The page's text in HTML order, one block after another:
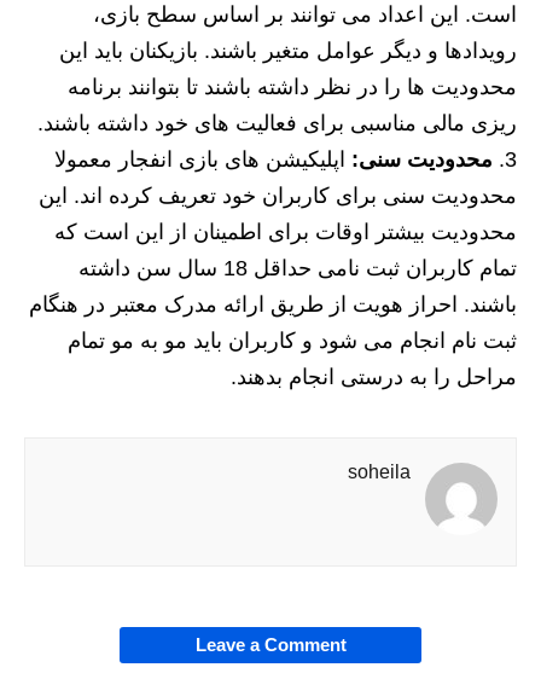
است. این اعداد می توانند بر اساس سطح بازی،
رویدادها و دیگر عوامل متغیر باشند. بازیکنان باید این
محدودیت ها را در نظر داشته باشند تا بتوانند برنامه
ریزی مالی مناسبی برای فعالیت های خود داشته باشند.
محدودیت سنی: اپلیکیشن های بازی انفجار معمولا
محدودیت سنی برای کاربران خود تعریف کرده اند. این
محدودیت بیشتر اوقات برای اطمینان از این است که
تمام کاربران ثبت نامی حداقل 18 سال سن داشته
باشند. احراز هویت از طریق ارائه مدرک معتبر در هنگام
ثبت نام انجام می شود و کاربران باید مو به مو تمام
مراحل را به درستی انجام بدهند.
soheila
Leave a Comment